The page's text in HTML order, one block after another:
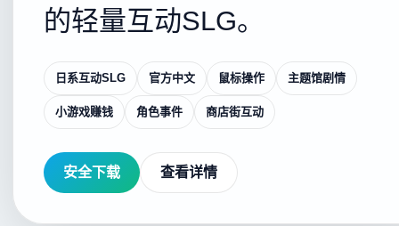
的轻量互动SLG。
日系互动SLG 官方中文 鼠标操作 主题馆剧情
小游戏赚钱 角色事件 商店街互动
安全下载 查看详情